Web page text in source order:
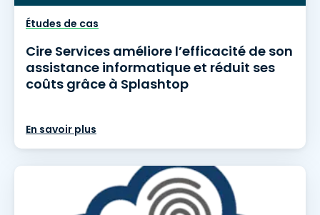
Études de cas
Cire Services améliore l’efficacité de son
assistance informatique et réduit ses
coûts grâce à Splashtop
En savoir plus